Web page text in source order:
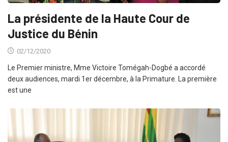
La présidente de la Haute Cour de
Justice du Bénin
02/12/2020
Le Premier ministre, Mme Victoire Tomégah-Dogbé a accordé
deux audiences, mardi 1er décembre, à la Primature. La première
est une